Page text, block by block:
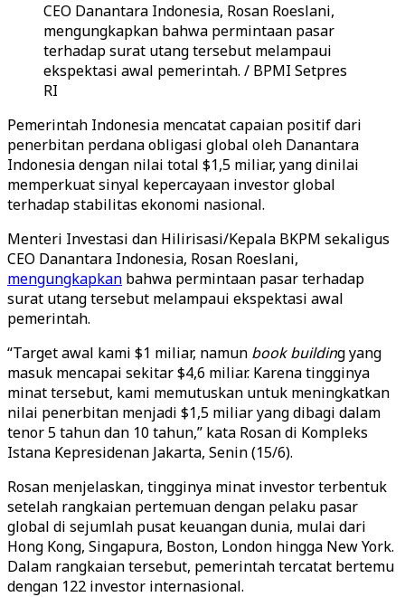
CEO Danantara Indonesia, Rosan Roeslani,
mengungkapkan bahwa permintaan pasar
terhadap surat utang tersebut melampaui
ekspektasi awal pemerintah. / BPMI Setpres
RI
Pemerintah Indonesia mencatat capaian positif dari
penerbitan perdana obligasi global oleh Danantara
Indonesia dengan nilai total $1,5 miliar, yang dinilai
memperkuat sinyal kepercayaan investor global
terhadap stabilitas ekonomi nasional.
Menteri Investasi dan Hilirisasi/Kepala BKPM sekaligus
CEO Danantara Indonesia, Rosan Roeslani,
mengungkapkan bahwa permintaan pasar terhadap
surat utang tersebut melampaui ekspektasi awal
pemerintah.
“Target awal kami $1 miliar, namun book building yang
masuk mencapai sekitar $4,6 miliar. Karena tingginya
minat tersebut, kami memutuskan untuk meningkatkan
nilai penerbitan menjadi $1,5 miliar yang dibagi dalam
tenor 5 tahun dan 10 tahun,” kata Rosan di Kompleks
Istana Kepresidenan Jakarta, Senin (15/6).
Rosan menjelaskan, tingginya minat investor terbentuk
setelah rangkaian pertemuan dengan pelaku pasar
global di sejumlah pusat keuangan dunia, mulai dari
Hong Kong, Singapura, Boston, London hingga New York.
Dalam rangkaian tersebut, pemerintah tercatat bertemu
dengan 122 investor internasional.